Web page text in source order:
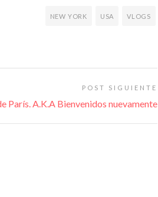
NEW YORK USA VLOGS
POST SIGUIENTE
París. A.K.A Bienvenidos nuevamente